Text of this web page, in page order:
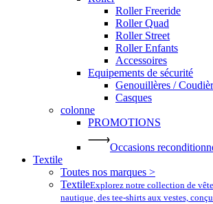
Roller Freeride
Roller Quad
Roller Street
Roller Enfants
Accessoires
Equipements de sécurité
Genouillères /
Casques
colonne
PROMOTIONS
Occasions
Textile
Toutes nos marques >
TextileExplorez notre collection de
nautique, des tee-shirts aux vestes,